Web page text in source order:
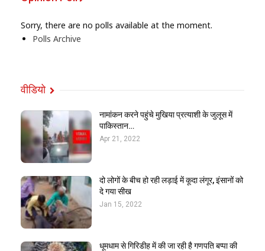
Sorry, there are no polls available at the moment.
Polls Archive
वीडियो
नामांकन करने पहुंचे मुखिया प्रत्याशी के जुलूस में
पाकिस्तान…
Apr 21, 2022
दो लोगों के बीच हो रही लड़ाई में कूदा लंगूर, इंसानों को
दे गया सीख
Jan 15, 2022
धूमधाम से गिरिडीह में की जा रही है गणपति बप्पा की